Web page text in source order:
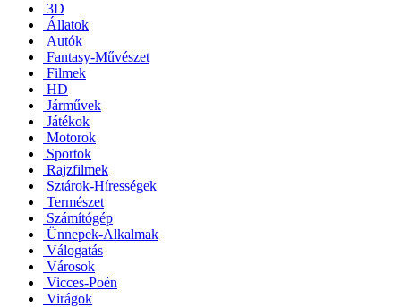
3D
Állatok
Autók
Fantasy-Művészet
Filmek
HD
Járművek
Játékok
Motorok
Sportok
Rajzfilmek
Sztárok-Hírességek
Természet
Számítógép
Ünnepek-Alkalmak
Válogatás
Városok
Vicces-Poén
Virágok